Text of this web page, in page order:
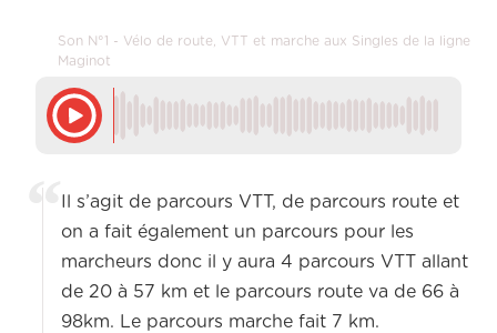
Son N°1 - Vélo de route, VTT et marche aux Singles de la ligne
Maginot
Il s’agit de parcours VTT, de parcours route et
on a fait également un parcours pour les
marcheurs donc il y aura 4 parcours VTT allant
de 20 à 57 km et le parcours route va de 66 à
98km. Le parcours marche fait 7 km.